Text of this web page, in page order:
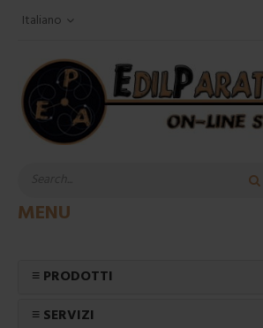
Italiano
MENU
≡ PRODOTTI
≡ SERVIZI